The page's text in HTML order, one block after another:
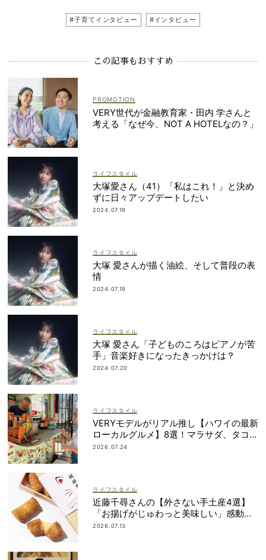
#子育てインタビュー #インタビュー
この記事もおすすめ
VERY世代が金融教育家・田内 学さんと
考える「なぜ今、NOT A HOTELなの？」
ライフスタイル
大塚愛さん（41）「私はこれ！」と決め
ずに日々アップデートしたい
2024.07.19
ライフスタイル
大塚 愛さんが描く油絵、そして普段の表
情
2024.07.19
ライフスタイル
大塚 愛さん「子どものころはピアノが苦
手」音楽好きになったきっかけは？
2024.07.20
ライフスタイル
VERYモデルがリアル推し【ハワイの最新
ローカルグルメ】8選！マラサダ、タコス
etc.
2026.07.24
ライフスタイル
近藤千尋さんの【外さない手土産4選】
「お揚げがじゅわっと美味しい」感動も
のの逸品とは？
2026.07.13